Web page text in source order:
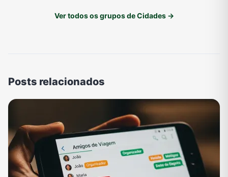
Ver todos os grupos de Cidades →
Posts relacionados